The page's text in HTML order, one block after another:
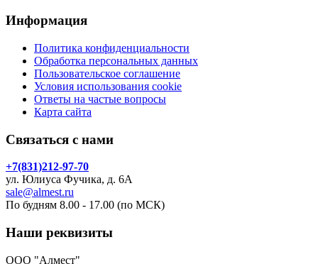
Информация
Политика конфиденциальности
Обработка персональных данных
Пользовательское соглашение
Условия использования cookie
Ответы на частые вопросы
Карта сайта
Связаться с нами
+7(831)212-97-70
ул. Юлиуса Фучика, д. 6А
sale@almest.ru
По будням 8.00 - 17.00 (по МСК)
Наши реквизиты
ООО "Алмест"